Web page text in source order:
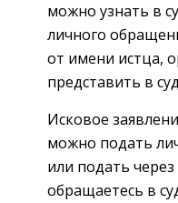
можно узнать в
личного
от имени истца,
представить в
Исковое
можно подать
или подать через
обращаетесь в